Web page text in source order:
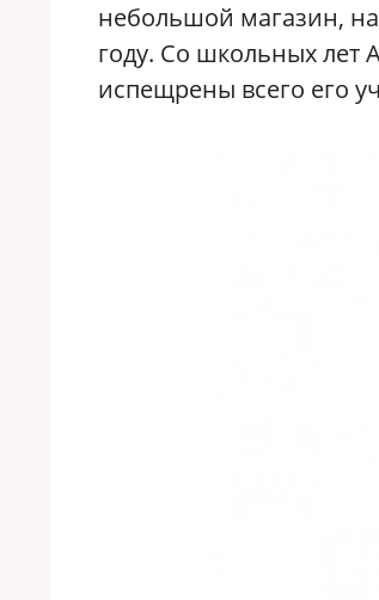
небольшой магазин, на
году. Со школьных лет
испещрены всего его